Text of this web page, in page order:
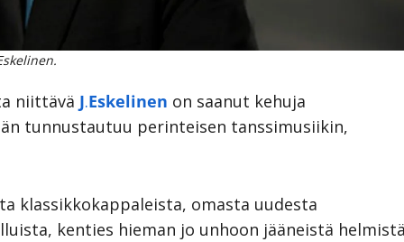
niittävä J.Eskelinen on saanut kehuja
tunnustautuu perinteisen tanssimusiikin,
klassikkokappaleista, omasta uudesta
kenties hieman jo unhoon jääneistä